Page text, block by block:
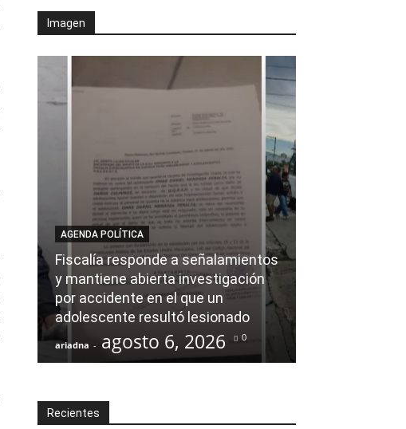
Imagen
AGENDA POLÍTICA
Fiscalía responde a señalamientos
y mantiene abierta investigación
por accidente en el que un
adolescente resultó lesionado
ariadna - agosto 6, 2026 0
Recientes